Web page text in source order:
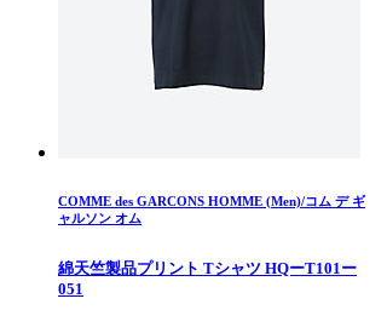
COMME des GARCONS HOMME (Men)/コム デ ギ
ャルソン オム
綿天竺製品プリント Tシャツ HQーT101ー
051